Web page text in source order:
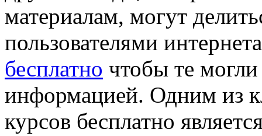
материалам, могут
пользователями
бесплатно чтобы те могли
информацией. Одним из
курсов бесплатно